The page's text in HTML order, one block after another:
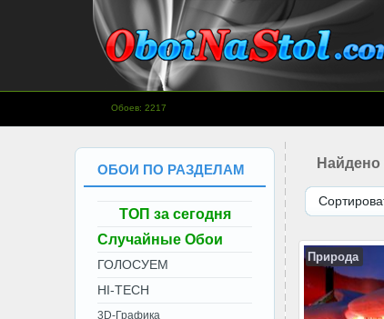
www.OboiNaStol.com - Обои на
Обоев: 2217
Найдено
Природа
ОБОИ ПО РАЗДЕЛАМ
ТОП за сегодня
Случайные Обои
ГОЛОСУЕМ
HI-TECH
3D-Графика